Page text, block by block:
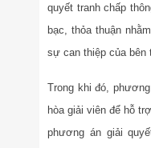
quyết tranh chấp
bạc, thỏa thuận
sự can thiệp của bên
Trong khi đó,
hòa giải viên để hỗ
phương án giải